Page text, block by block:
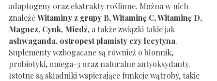
adaptogeny oraz ekstrakty roślinne. Można w nich
znaleźć Witaminy z grupy B, Witaminę C, Witaminę D,
Magnez, Cynk, Miedź, a także związki takie jak
ashwaganda, ostropest plamisty czy lecytyna.
Suplementy wzbogacane są również o błonnik,
probiotyki, omega-3 oraz naturalne antyoksydanty.
Istotne są składniki wspierające funkcje wątroby, takie